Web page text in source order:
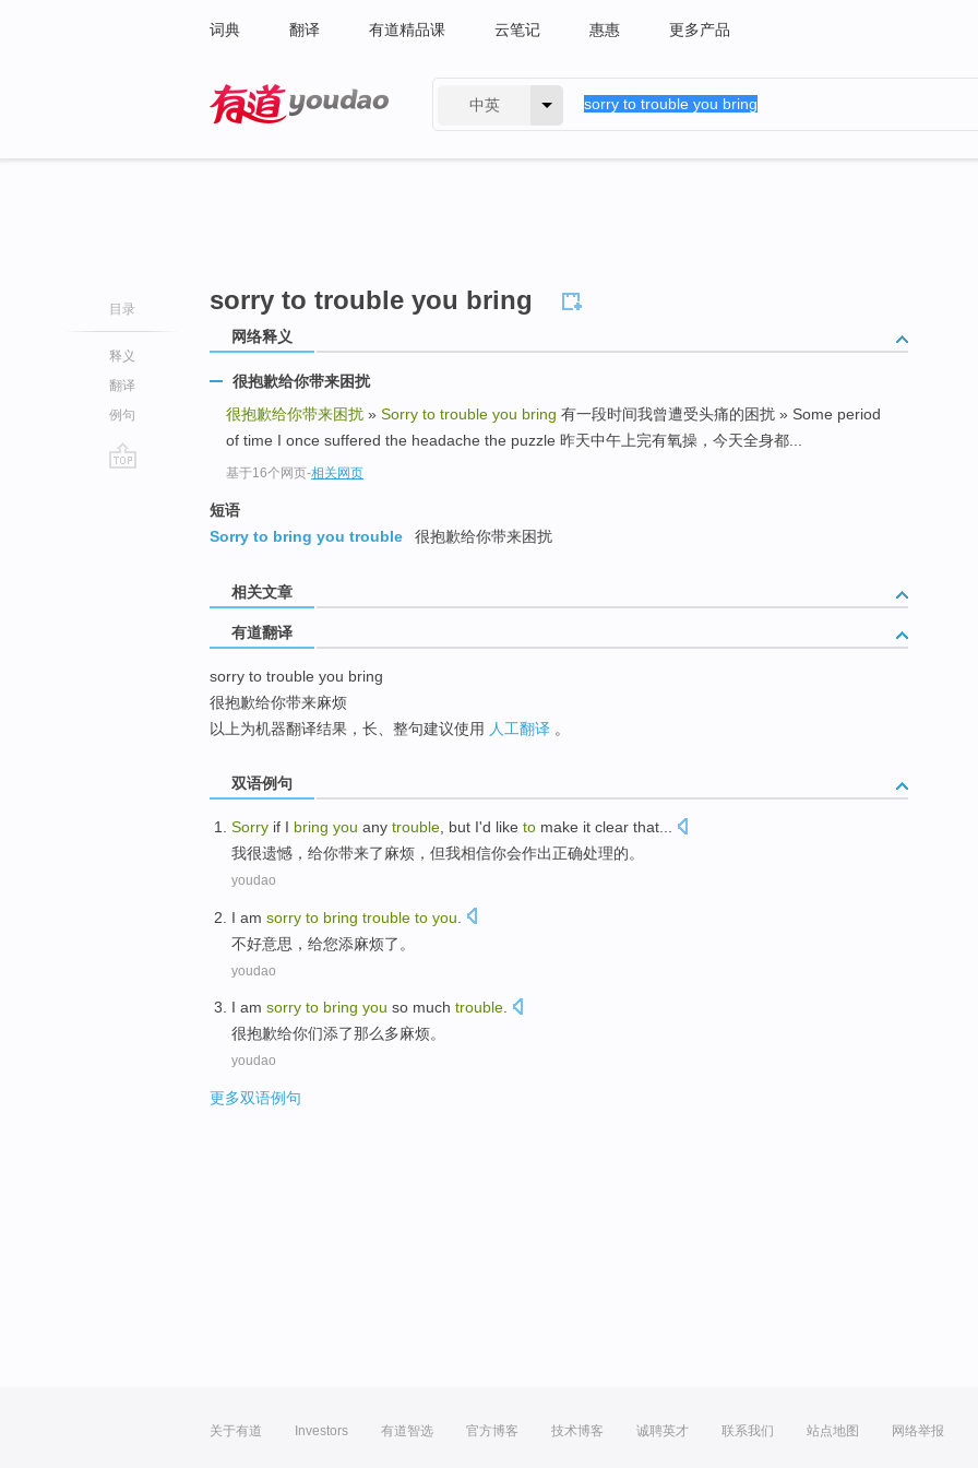
词典 翻译 有道精品课 云笔记 惠惠 更多产品
中英
目录
释义
翻译
例句
sorry to trouble you bring
网络释义
很抱歉给你带来困扰
很抱歉给你带来困扰 » Sorry to trouble you bring 有一段时间我曾遭受头痛的困扰 » Some period
of time I once suffered the headache the puzzle 昨天中午上完有氧操，今天全身都...
基于16个网页-相关网页
短语
Sorry to bring you trouble
很抱歉给你带来困扰
相关文章
有道翻译
sorry to trouble you bring
很抱歉给你带来麻烦
以上为机器翻译结果，长、整句建议使用 人工翻译 。
双语例句
Sorry if I bring you any trouble but I'd like to make it clear that...
我很遗憾 ， 给你带来了麻烦， 但我相信你会作出正确处理的。
youdao
I am sorry to bring trouble to you
不好意思， 给您添麻烦了。
youdao
I am sorry to bring you so much trouble.
很抱歉给你们添了那么多麻烦。
youdao
更多双语例句
关于有道 Investors 有道智选 官方博客 技术博客 诚聘英才 联系我们 站点地图 网络举报